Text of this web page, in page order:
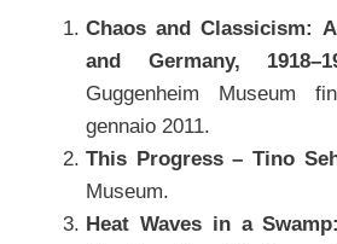
Chaos and Classicism:
and Germany,
Guggenheim Museum
gennaio 2011.
This Progress – Tino
Museum.
Heat Waves in a